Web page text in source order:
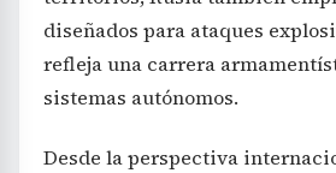
diseñados para ataques
refleja una carrera
sistemas autónomos.
Desde la perspectiva